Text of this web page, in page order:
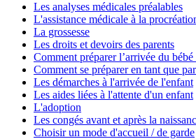
Les analyses médicales préalables
L'assistance médicale à la
La grossesse
Les droits et devoirs des parents
Comment préparer l’arrivée du bébé
Comment se préparer en tant que
Les démarches à l'arrivée de l'enfant
Les aides liées à l'attente d'un enfant
L'adoption
Les congés avant et après la
Choisir un mode d'accueil / de garde